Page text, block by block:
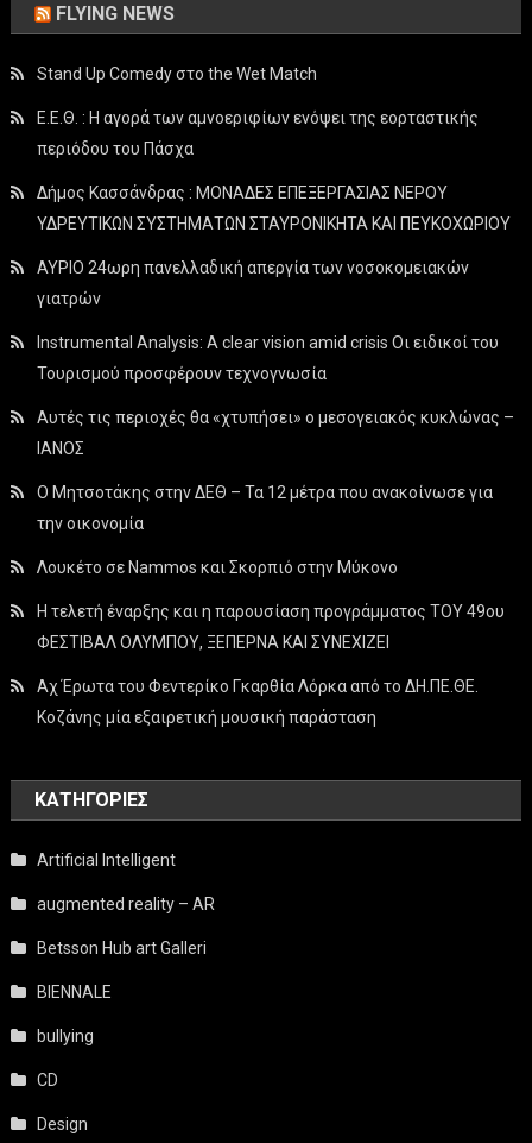
FLYING NEWS
Stand Up Comedy στο the Wet Match
Ε.Ε.Θ. : Η αγορά των αμνοεριφίων ενόψει της εορταστικής
περιόδου του Πάσχα
Δήμος Κασσάνδρας : ΜΟΝΑΔΕΣ ΕΠΕΞΕΡΓΑΣΙΑΣ ΝΕΡΟΥ
ΥΔΡΕΥΤΙΚΩΝ ΣΥΣΤΗΜΑΤΩΝ ΣΤΑΥΡΟΝΙΚΗΤΑ ΚΑΙ ΠΕΥΚΟΧΩΡΙΟΥ
ΑΥΡΙΟ 24ωρη πανελλαδική απεργία των νοσοκομειακών
γιατρών
Instrumental Analysis: A clear vision amid crisis Οι ειδικοί του
Τουρισμού προσφέρουν τεχνογνωσία
Αυτές τις περιοχές θα «χτυπήσει» ο μεσογειακός κυκλώνας –
ΙΑΝΟΣ
Ο Μητσοτάκης στην ΔΕΘ – Τα 12 μέτρα που ανακοίνωσε για
την οικονομία
Λουκέτο σε Nammos και Σκορπιό στην Μύκονο
Η τελετή έναρξης και η παρουσίαση προγράμματος ΤΟΥ 49ου
ΦΕΣΤΙΒΑΛ ΟΛΥΜΠΟΥ, ΞΕΠΕΡΝΑ ΚΑΙ ΣΥΝΕΧΙΖΕΙ
Αχ Έρωτα του Φεντερίκο Γκαρθία Λόρκα από το ΔΗ.ΠΕ.ΘΕ.
Κοζάνης μία εξαιρετική μουσική παράσταση
KΑΤΗΓΟΡΊΕΣ
Artificial Intelligent
augmented reality – AR
Betsson Hub art Galleri
BIENNALE
bullying
CD
Design